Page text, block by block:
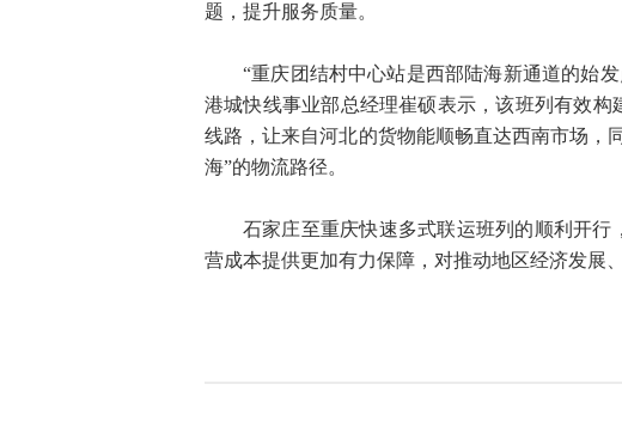
题，提升服务质量。
“重庆团结村中心站是西部陆海新通道的始
港城快线事业部总经理崔硕表示，该班列有效
线路，让来自河北的货物能顺畅直达西南市场，
海”的物流路径。
石家庄至重庆快速多式联运班列的顺利开
营成本提供更加有力保障，对推动地区经济发展